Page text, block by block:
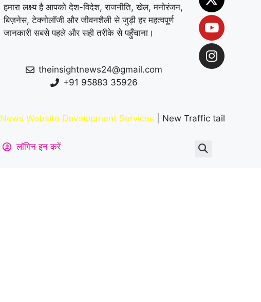
हमारा लक्ष्य है आपको देश-विदेश, राजनीति, खेल, मनोरंजन,
बिज़नेस, टेक्नोलॉजी और जीवनशैली से जुड़ी हर महत्वपूर्ण
जानकारी सबसे पहले और सही तरीके से पहुँचाना।
theinsightnews24@gmail.com
+91 95883 35926
News Website Development Services | New Traffic tail
लॉगिन इन करें